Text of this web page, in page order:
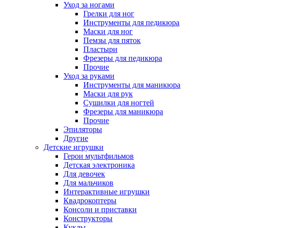
Уход за ногами
Грелки для ног
Инструменты для педикюра
Маски для ног
Пемзы для пяток
Пластыри
Фрезеры для педикюра
Прочие
Уход за руками
Инструменты для маникюра
Маски для рук
Сушилки для ногтей
Фрезеры для маникюра
Прочие
Эпиляторы
Другие
Детские игрушки
Герои мультфильмов
Детская электроника
Для девочек
Для мальчиков
Интерактивные игрушки
Квадрокоптеры
Консоли и приставки
Конструкторы